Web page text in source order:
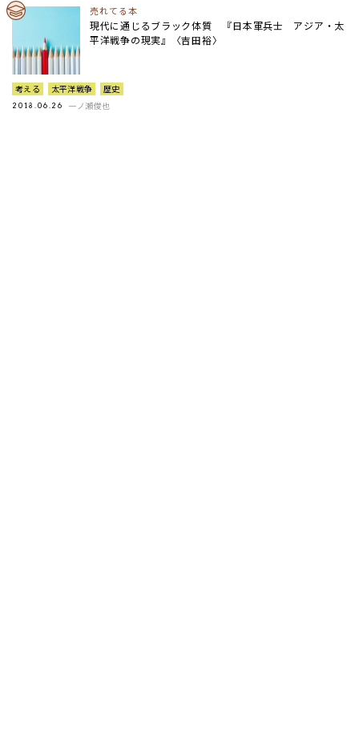
売れてる本
現代に通じるブラック体質 『日本軍兵士 アジア・太
平洋戦争の現実』〈吉田裕〉
考える 太平洋戦争 歴史
2018.06.26 一ノ瀬俊也